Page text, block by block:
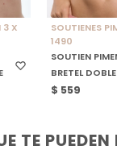
3 X
SOUTIENES
1490
SOUTIEN
BRETEL
$ 559
TE PUEDEN